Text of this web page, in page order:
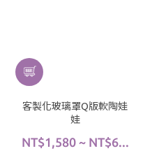
客製化玻璃罩Q版軟陶娃
娃
NT$1,580 ~ NT$6...